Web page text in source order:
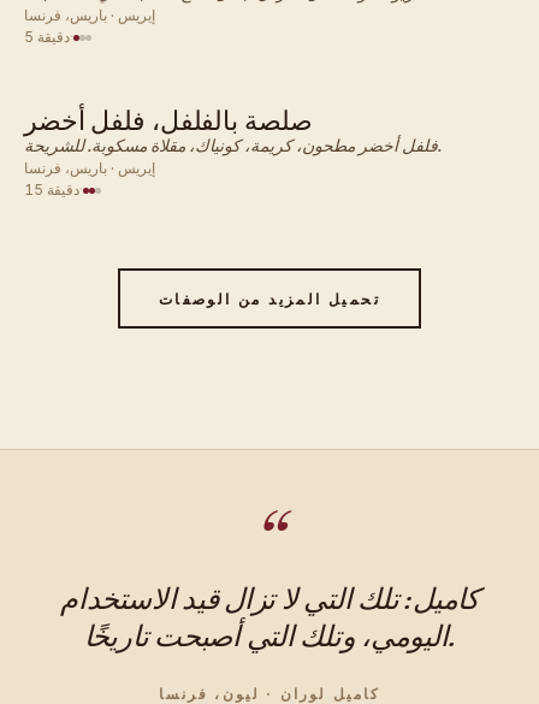
إيريس · باريس، فرنسا
5 دقيقة·
فرنسي · صلصة
صلصة بالفلفل، فلفل أخضر
فلفل أخضر مطحون، كريمة، كونياك، مقلاة مسكوبة. للشريحة.
إيريس · باريس، فرنسا
15 دقيقة·
تحميل المزيد من الوصفات
كاميل: تلك التي لا تزال قيد الاستخدام
اليومي، وتلك التي أصبحت تاريخًا.
كاميل لوران · ليون، فرنسا